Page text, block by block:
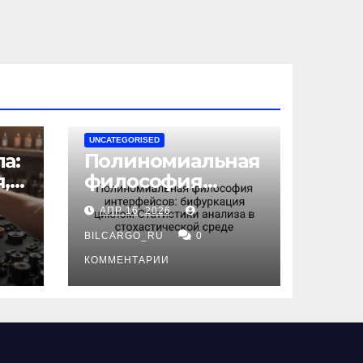
UNCATEGORISED
Полиномиальная
философия
интерфейсов:
бифуркация
циклом
Статистики
анализа в
среде
АПР 16, 2026
BILCARGO_RU 0
КОММЕНТАРИИ